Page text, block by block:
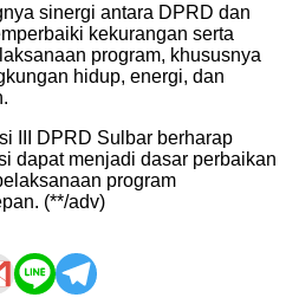
sinergi antara DPRD dan
kekurangan serta
program, khususnya
hidup, energi, dan
III DPRD Sulbar berharap
dapat menjadi dasar perbaikan
program
(**/adv)